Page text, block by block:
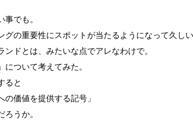
事でも。
グの重要性にスポットが当たるようになって久しい
ンドとは、みたいな点でアレなわけで。
について考えてみた。
ると
の価値を提供する記号」
ろうか。